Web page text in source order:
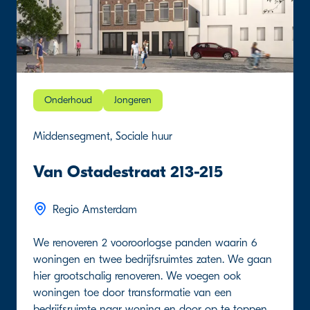
Onderhoud Jongeren
Middensegment, Sociale huur
Van Ostadestraat 213-215
Regio Amsterdam
We renoveren 2 vooroorlogse panden waarin 6
woningen en twee bedrijfsruimtes zaten. We gaan
hier grootschalig renoveren. We voegen ook
woningen toe door transformatie van een